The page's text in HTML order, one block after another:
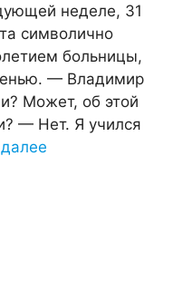
неделе, 31
символично
больницы,
— Владимир
Может, об этой
— Нет. Я учился